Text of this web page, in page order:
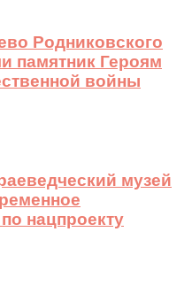
Родниковского
памятник Героям
войны
музей
нацпроекту